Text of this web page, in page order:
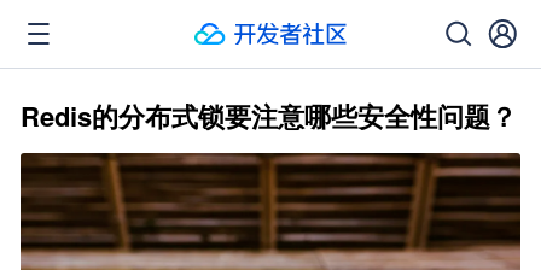
Redis的分布式锁要注意哪些安全性问题？